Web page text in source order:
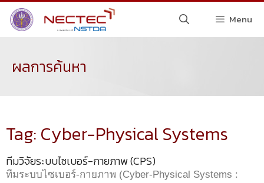
Menu
ผลการค้นหา
Tag: Cyber-Physical Systems
ทีมวิจัยระบบไซเบอร์-กายภาพ (CPS)
ทีมระบบไซเบอร์-กายภาพ (Cyber-Physical Systems :